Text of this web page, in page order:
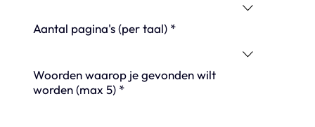
Aantal pagina's (per taal) *
Woorden waarop je gevonden wilt
worden (max 5) *